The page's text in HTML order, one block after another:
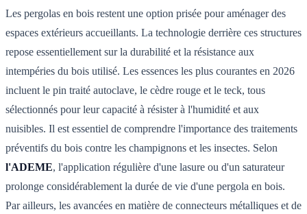
Les pergolas en bois restent une option prisée pour aménager des
espaces extérieurs accueillants. La technologie derrière ces structures
repose essentiellement sur la durabilité et la résistance aux
intempéries du bois utilisé. Les essences les plus courantes en 2026
incluent le pin traité autoclave, le cèdre rouge et le teck, tous
sélectionnés pour leur capacité à résister à l'humidité et aux
nuisibles. Il est essentiel de comprendre l'importance des traitements
préventifs du bois contre les champignons et les insectes. Selon
l'ADEME, l'application régulière d'une lasure ou d'un saturateur
prolonge considérablement la durée de vie d'une pergola en bois.
Par ailleurs, les avancées en matière de connecteurs métalliques et de